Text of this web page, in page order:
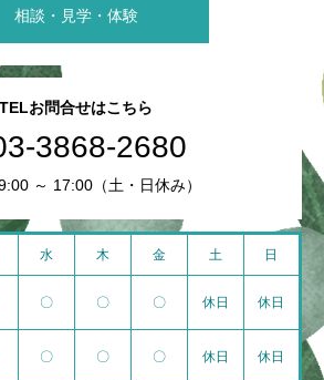
相談・見学・体験
TELお問合せはこちら
3868-2680
～ 17:00（土・日休み）
水 木 金 土 日
〇 〇 〇 休日 休日
〇 〇 〇 休日 休日